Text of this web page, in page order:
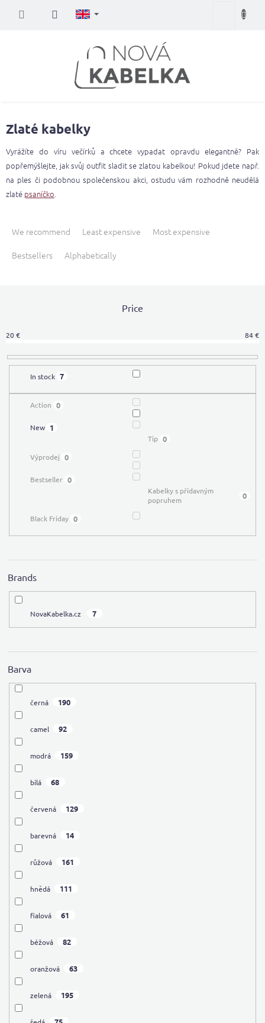
Shopping
Zlaté kabelky
Vyrážíte do víru večírků a chcete vypadat opravdu elegantně? Pak
popřemýšlejte, jak svůj outfit sladit se zlatou kabelkou! Pokud jdete např.
na ples či podobnou společenskou akci, ostudu vám rozhodně neudělá
zlaté psaníčko.
r
i
We recommend Least expensive
Most expensive
Bestsellers
Alphabetically
Price
20 € 84€
In stock 7
Action 0
New 1
Tip 0
Výprodej 0
Bestseller 0
Kabelky s přídavným
popruhem
0
Black Friday 0
Brands
NovaKabelka.cz 7
Barva
černá 190
camel 92
modrá 159
bílá 68
červená 129
barevná 14
růžová 161
hnědá 111
fialová 61
béžová 82
oranžová 63
zelená 195